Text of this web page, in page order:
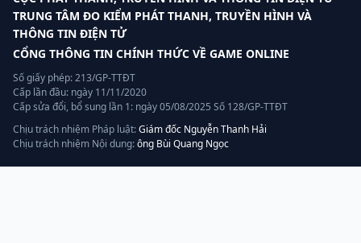
TRUNG TÂM ĐO KIỂM PHÁT THANH, TRUYỀN HÌNH VÀ
THÔNG TIN ĐIỆN TỬ
CỔNG THÔNG TIN CHÍNH THỨC VỀ GAME ONLINE
Số giấy phép: 213/GP-TTĐT
Cấp lần đầu: ngày 11/11/2020
Cấp sửa đổi, bổ sung lần 1: ngày 05/08/2025 Số 128/GP-TTĐT
Chịu trách nhiệm Pháp luật:Giám đốc Nguyễn Thanh Hải
Chịu trách nhiệm Nội dung:ông Bùi Quang Ngọc